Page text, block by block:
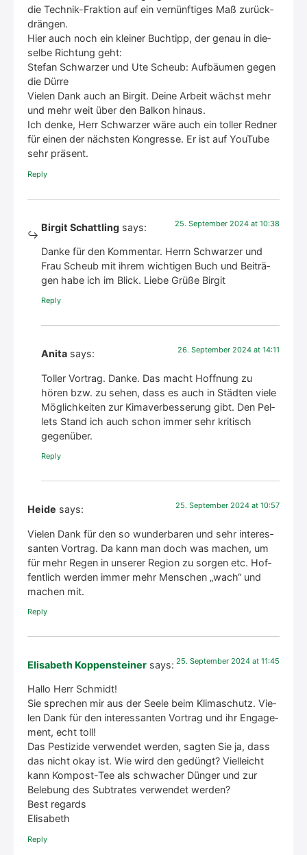
die Tech­nik-Frak­ti­on auf ein ver­nünf­ti­ges Maß zurück­
drän­gen.
Hier auch noch ein klei­ner Buch­tipp, der genau in die­
sel­be Rich­tung geht:
Ste­fan Schwar­zer und Ute Scheub: Auf­bäu­men gegen
die Dür­re
Vie­len Dank auch an Bir­git. Dei­ne Arbeit wächst mehr
und mehr weit über den Bal­kon hin­aus.
Ich den­ke, Herr Schwar­zer wäre auch ein tol­ler Red­ner
für einen der nächs­ten Kon­gres­se. Er ist auf You­Tube
sehr prä­sent.
Rep­ly
Birgit Schattling says: 25. Sep­tem­ber 2024 at 10:38
Dan­ke für den Kom­men­tar. Herrn Schwar­zer und
Frau Scheub mit ihrem wich­ti­gen Buch und Bei­trä­
gen habe ich im Blick. Lie­be Grü­ße Bir­git
Rep­ly
Anita says: 26. Sep­tem­ber 2024 at 14:11
Tol­ler Vor­trag. Dan­ke. Das macht Hoff­nung zu
hören bzw. zu sehen, dass es auch in Städ­ten vie­le
Mög­lich­kei­ten zur Kima­ver­bes­se­rung gibt. Den Pel­
lets Stand ich auch schon immer sehr kri­tisch
gegen­über.
Rep­ly
Heide says: 25. Sep­tem­ber 2024 at 10:57
Vie­len Dank für den so wun­der­ba­ren und sehr inter­es­
san­ten Vor­trag. Da kann man doch was machen, um
für mehr Regen in unse­rer Regi­on zu sor­gen etc. Hof­
fent­lich wer­den immer mehr Men­schen „wach“ und
machen mit.
Rep­ly
Elisabeth Koppensteiner says: 25. Sep­tem­ber 2024 at 11:45
Hal­lo Herr Schmidt!
Sie spre­chen mir aus der See­le beim Kli­ma­schutz. Vie­
len Dank für den inter­es­san­ten Vor­trag und ihr Enga­ge­
ment, echt toll!
Das Pes­ti­zi­de ver­wen­det wer­den, sag­ten Sie ja, dass
das nicht okay ist. Wie wird den gedüngt? Viel­leicht
kann Kom­post-Tee als schwa­cher Dün­ger und zur
Bele­bung des Sub­tra­tes ver­wen­det wer­den?
Best regards
Eli­sa­beth
Rep­ly